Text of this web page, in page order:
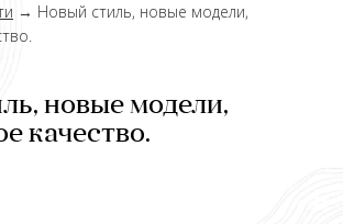
→ Новый стиль, новые модели,
новые модели,
качество.